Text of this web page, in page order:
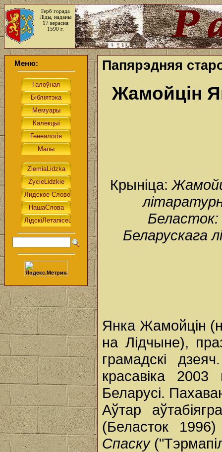
Герб горада
Ліды, наданы
17 верасня
1590 г.
Меню: Папярэдняя
Жамойцін
Крыніца:
Беласток:
Беларускага
Янка Жамойцін
на Лідчыне),
грамадскі
красавіка
Беларусі.
Аўтар
(Беласток
Спаску